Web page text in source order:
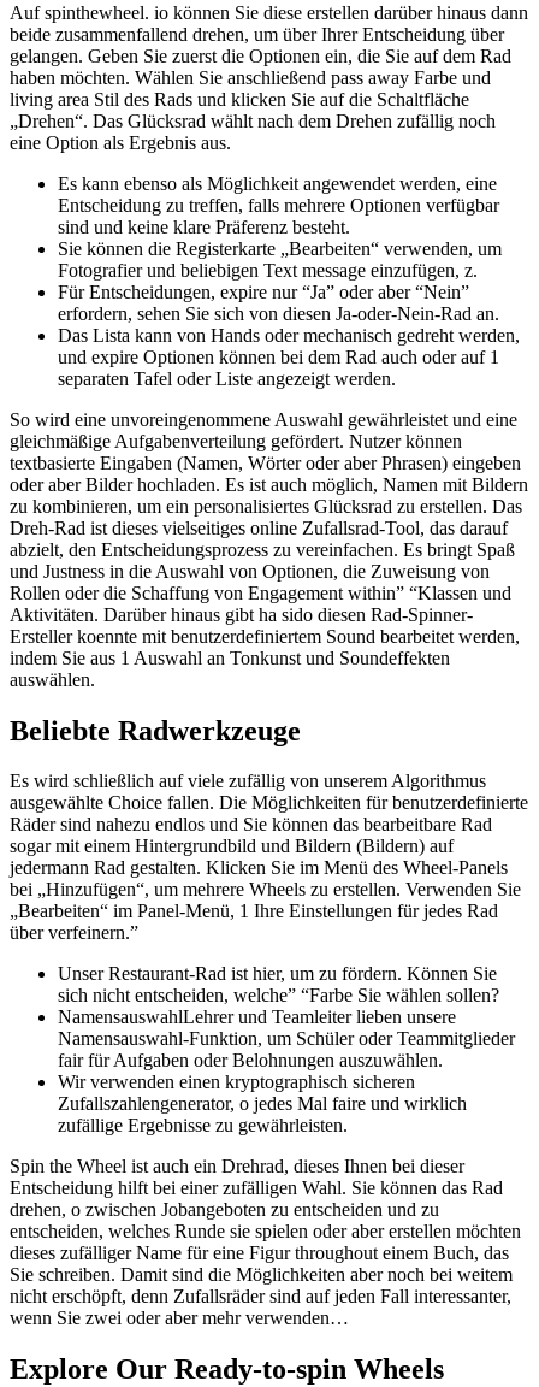
Auf spinthewheel. io können Sie diese erstellen darüber hinaus dann
beide zusammenfallend drehen, um über Ihrer Entscheidung über
gelangen. Geben Sie zuerst die Optionen ein, die Sie auf dem Rad
haben möchten. Wählen Sie anschließend pass away Farbe und
living area Stil des Rads und klicken Sie auf die Schaltfläche
„Drehen“. Das Glücksrad wählt nach dem Drehen zufällig noch
eine Option als Ergebnis aus.
Es kann ebenso als Möglichkeit angewendet werden, eine
Entscheidung zu treffen, falls mehrere Optionen verfügbar
sind und keine klare Präferenz besteht.
Sie können die Registerkarte „Bearbeiten“ verwenden, um
Fotografier und beliebigen Text message einzufügen, z.
Für Entscheidungen, expire nur “Ja” oder aber “Nein”
erfordern, sehen Sie sich von diesen Ja-oder-Nein-Rad an.
Das Lista kann von Hands oder mechanisch gedreht werden,
und expire Optionen können bei dem Rad auch oder auf 1
separaten Tafel oder Liste angezeigt werden.
So wird eine unvoreingenommene Auswahl gewährleistet und eine
gleichmäßige Aufgabenverteilung gefördert. Nutzer können
textbasierte Eingaben (Namen, Wörter oder aber Phrasen) eingeben
oder aber Bilder hochladen. Es ist auch möglich, Namen mit Bildern
zu kombinieren, um ein personalisiertes Glücksrad zu erstellen. Das
Dreh-Rad ist dieses vielseitiges online Zufallsrad-Tool, das darauf
abzielt, den Entscheidungsprozess zu vereinfachen. Es bringt Spaß
und Justness in die Auswahl von Optionen, die Zuweisung von
Rollen oder die Schaffung von Engagement within” “Klassen und
Aktivitäten. Darüber hinaus gibt ha sido diesen Rad-Spinner-
Ersteller koennte mit benutzerdefiniertem Sound bearbeitet werden,
indem Sie aus 1 Auswahl an Tonkunst und Soundeffekten
auswählen.
Beliebte Radwerkzeuge
Es wird schließlich auf viele zufällig von unserem Algorithmus
ausgewählte Choice fallen. Die Möglichkeiten für benutzerdefinierte
Räder sind nahezu endlos und Sie können das bearbeitbare Rad
sogar mit einem Hintergrundbild und Bildern (Bildern) auf
jedermann Rad gestalten. Klicken Sie im Menü des Wheel-Panels
bei „Hinzufügen“, um mehrere Wheels zu erstellen. Verwenden Sie
„Bearbeiten“ im Panel-Menü, 1 Ihre Einstellungen für jedes Rad
über verfeinern.”
Unser Restaurant-Rad ist hier, um zu fördern. Können Sie
sich nicht entscheiden, welche” “Farbe Sie wählen sollen?
NamensauswahlLehrer und Teamleiter lieben unsere
Namensauswahl-Funktion, um Schüler oder Teammitglieder
fair für Aufgaben oder Belohnungen auszuwählen.
Wir verwenden einen kryptographisch sicheren
Zufallszahlengenerator, o jedes Mal faire und wirklich
zufällige Ergebnisse zu gewährleisten.
Spin the Wheel ist auch ein Drehrad, dieses Ihnen bei dieser
Entscheidung hilft bei einer zufälligen Wahl. Sie können das Rad
drehen, o zwischen Jobangeboten zu entscheiden und zu
entscheiden, welches Runde sie spielen oder aber erstellen möchten
dieses zufälliger Name für eine Figur throughout einem Buch, das
Sie schreiben. Damit sind die Möglichkeiten aber noch bei weitem
nicht erschöpft, denn Zufallsräder sind auf jeden Fall interessanter,
wenn Sie zwei oder aber mehr verwenden…
Explore Our Ready-to-spin Wheels